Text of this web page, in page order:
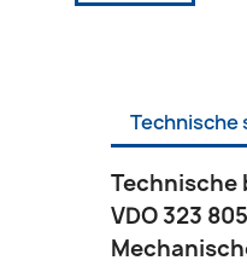
VDO 323